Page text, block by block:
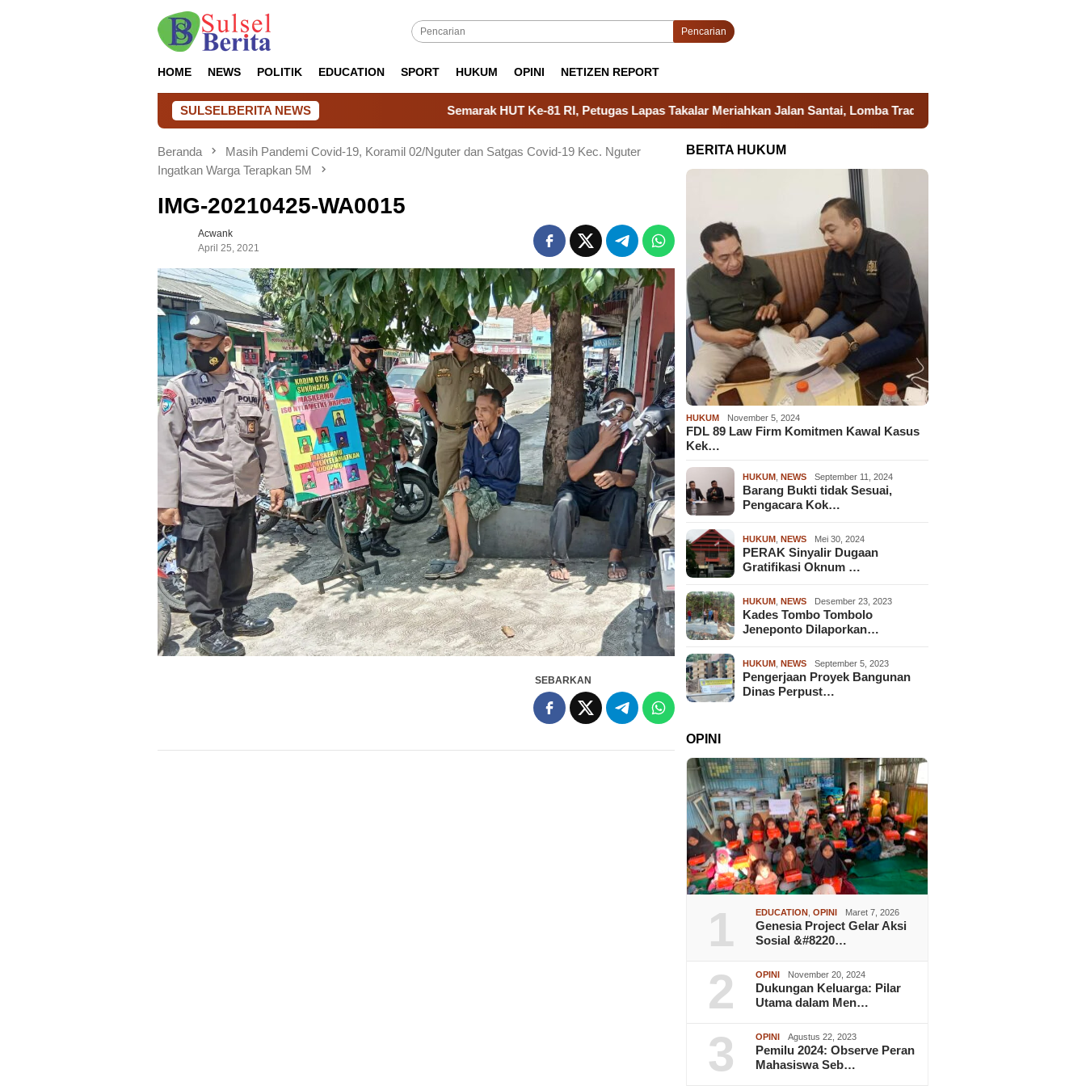
Pencarian
HOME NEWS POLITIK EDUCATION SPORT HUKUM OPINI NETIZEN REPORT
SULSELBERITA NEWS Semarak HUT Ke-81 RI, Petugas Lapas Takalar Meriahkan Jalan Santai, Lomba Tradisional dan Aksi Sosial Kanwil Ditjenpas
Beranda
Masih Pandemi Covid-19, Koramil 02/Nguter dan Satgas Covid-19 Kec. Nguter
Ingatkan Warga Terapkan 5M
IMG-20210425-WA0015
Acwank
April 25, 2021
SEBARKAN
BERITA HUKUM
HUKUM November 5, 2024
FDL 89 Law Firm Komitmen Kawal Kasus
Kek…
HUKUM ,NEWS September 11, 2024
Barang Bukti tidak Sesuai,
Pengacara Kok…
HUKUM ,NEWS Mei 30, 2024
PERAK Sinyalir Dugaan
Gratifikasi Oknum …
HUKUM ,NEWS Desember 23, 2023
Kades Tombo Tombolo
Jeneponto Dilaporkan…
HUKUM ,NEWS September 5, 2023
Pengerjaan Proyek Bangunan
Dinas Perpust…
OPINI
1 EDUCATION ,OPINI Maret 7, 2026
Genesia Project Gelar Aksi
Sosial &#8220…
2 OPINI November 20, 2024
Dukungan Keluarga: Pilar
Utama dalam Men…
3 OPINI Agustus 22, 2023
Pemilu 2024: Observe Peran
Mahasiswa Seb…